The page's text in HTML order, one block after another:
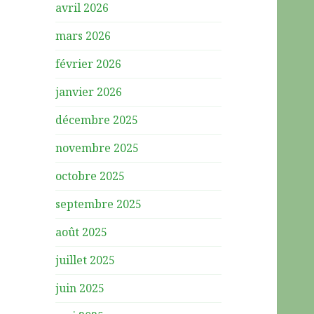
avril 2026
mars 2026
février 2026
janvier 2026
décembre 2025
novembre 2025
octobre 2025
septembre 2025
août 2025
juillet 2025
juin 2025